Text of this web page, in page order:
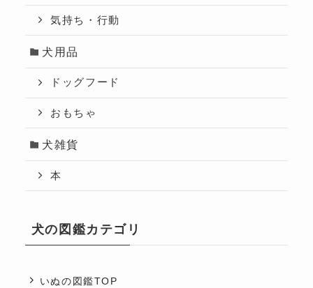
気持ち・行動
犬用品
ドッグフード
おもちゃ
犬雑貨
本
犬の図鑑カテゴリ
いぬの図鑑TOP